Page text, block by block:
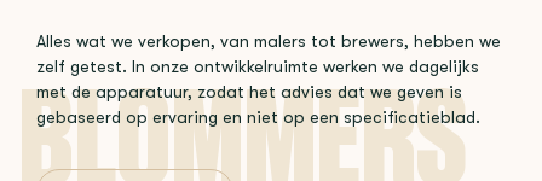
Alles wat we verkopen, van malers tot brewers, hebben we
zelf getest. In onze ontwikkelruimte werken we dagelijks
met de apparatuur, zodat het advies dat we geven is
gebaseerd op ervaring en niet op een specificatieblad.